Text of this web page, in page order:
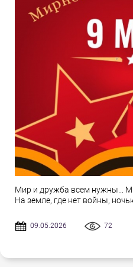
Мир и дружба всем нужны...
На земле, где нет войны,
09.05.2026 72